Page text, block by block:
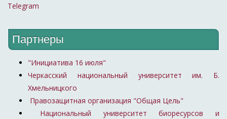
Telegram
Партнеры
"Инициатива 16 июля"
Черкасский национальный университет им. Б.
Хмельницкого
Правозащитная организация "Общая Цель"
Национальный университет биоресурсов и